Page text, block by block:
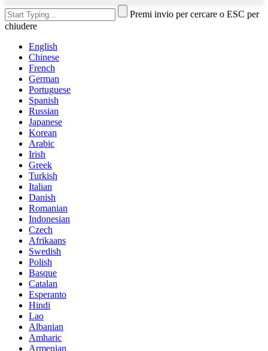
Premi invio per cercare o ESC per
chiudere
English
Chinese
French
German
Portuguese
Spanish
Russian
Japanese
Korean
Arabic
Irish
Greek
Turkish
Italian
Danish
Romanian
Indonesian
Czech
Afrikaans
Swedish
Polish
Basque
Catalan
Esperanto
Hindi
Lao
Albanian
Amharic
Armenian